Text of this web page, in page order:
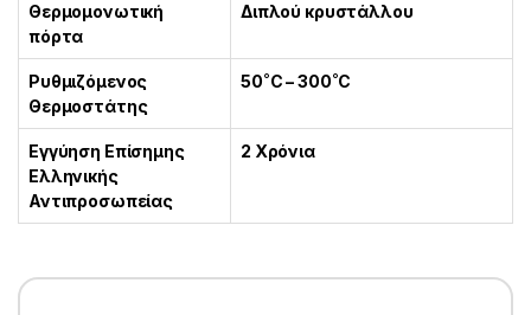
Θερμομονωτική
πόρτα
Διπλού κρυστάλλου
Ρυθμιζόμενος
Θερμοστάτης
50˚C – 300˚C
Εγγύηση Επίσημης
Ελληνικής
Αντιπροσωπείας
2 Χρόνια